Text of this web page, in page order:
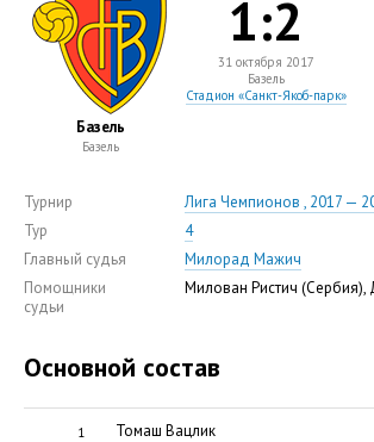
Базель
Базель
1:2
31 октября 2017
Базель
Стадион «Санкт-Якоб-парк»
Турнир
Лига Чемпионов , 2017 —
Тур
4
Главный судья
Милорад Мажич
Помощники
судьи
Милован Ристич
Основной состав
1 Томаш Вацлик